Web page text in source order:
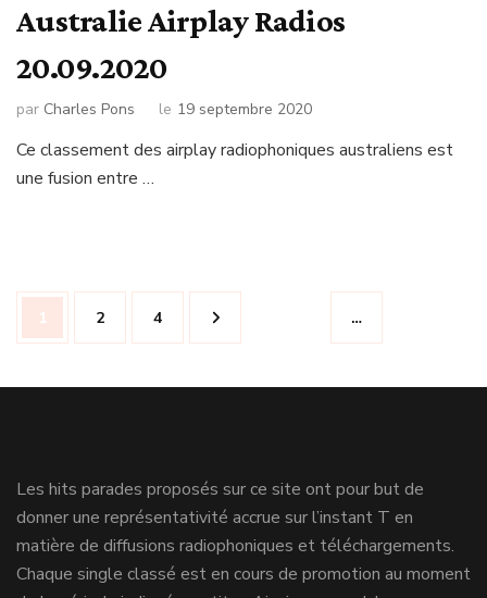
Australie Airplay Radios
20.09.2020
par Charles Pons le 19 septembre 2020
Ce classement des airplay radiophoniques australiens est
une fusion entre …
Navigation
des
Page
1 Page
2 …
Page
4
Les hits parades proposés sur ce site ont pour but de
donner une représentativité accrue sur l’instant T en
matière de diffusions radiophoniques et téléchargements.
Chaque single classé est en cours de promotion au moment